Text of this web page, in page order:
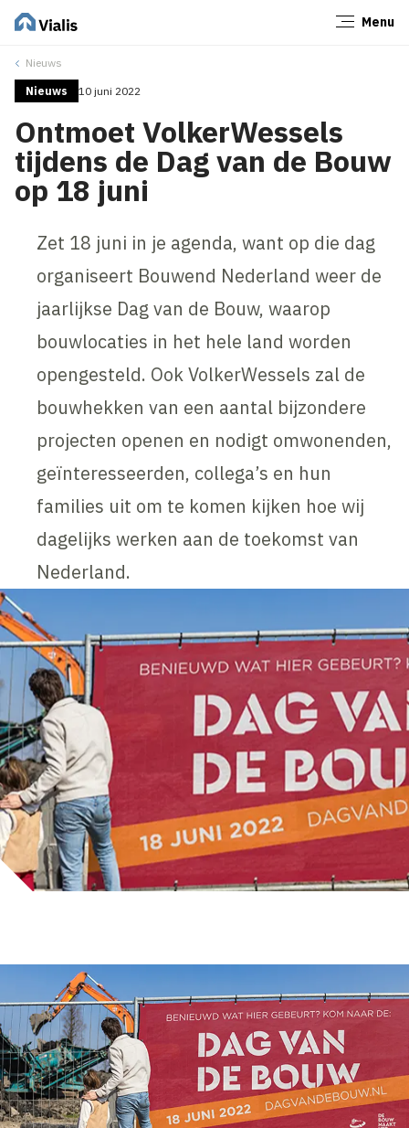
Menu
Nieuws
Nieuws 10 juni 2022
Ontmoet VolkerWessels
tijdens de Dag van de Bouw
op 18 juni
Zet 18 juni in je agenda, want op die dag
organiseert Bouwend Nederland weer de
jaarlijkse Dag van de Bouw, waarop
bouwlocaties in het hele land worden
opengesteld. Ook VolkerWessels zal de
bouwhekken van een aantal bijzondere
projecten openen en nodigt omwonenden,
geïnteresseerden, collega’s en hun
families uit om te komen kijken hoe wij
dagelijks werken aan de toekomst van
Nederland.
Sluiten